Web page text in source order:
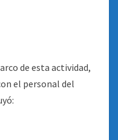
de esta actividad,
el personal del